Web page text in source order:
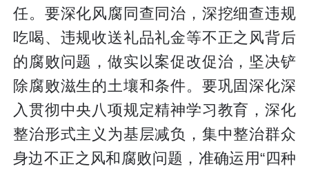
任。要深化风腐同查同治，深挖细查违规
吃喝、违规收送礼品礼金等不正之风背后
的腐败问题，做实以案促改促治，坚决铲
除腐败滋生的土壤和条件。要巩固深化深
入贯彻中央八项规定精神学习教育，深化
整治形式主义为基层减负，集中整治群众
身边不正之风和腐败问题，准确运用“四种